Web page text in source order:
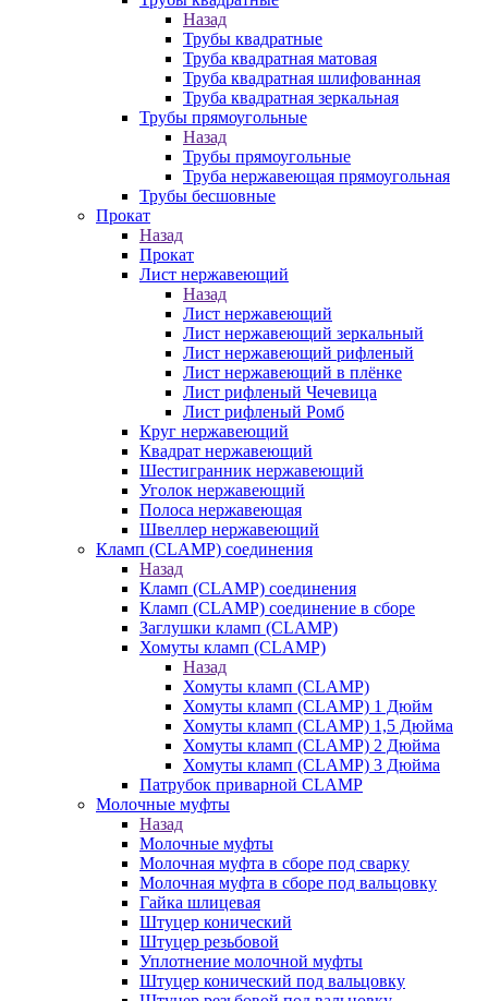
Назад
Трубы квадратные
Труба квадратная матовая
Труба квадратная шлифованная
Труба квадратная зеркальная
Трубы прямоугольные
Назад
Трубы прямоугольные
Труба нержавеющая прямоугольная
Трубы бесшовные
Прокат
Назад
Прокат
Лист нержавеющий
Назад
Лист нержавеющий
Лист нержавеющий зеркальный
Лист нержавеющий рифленый
Лист нержавеющий в плёнке
Лист рифленый Чечевица
Лист рифленый Ромб
Круг нержавеющий
Квадрат нержавеющий
Шестигранник нержавеющий
Уголок нержавеющий
Полоса нержавеющая
Швеллер нержавеющий
Кламп (CLAMP) соединения
Назад
Кламп (CLAMP) соединения
Кламп (CLAMP) соединение в сборе
Заглушки кламп (CLAMP)
Хомуты кламп (CLAMP)
Назад
Хомуты кламп (CLAMP)
Хомуты кламп (CLAMP) 1 Дюйм
Хомуты кламп (CLAMP) 1,5 Дюйма
Хомуты кламп (CLAMP) 2 Дюйма
Хомуты кламп (CLAMP) 3 Дюйма
Патрубок приварной CLAMP
Молочные муфты
Назад
Молочные муфты
Молочная муфта в сборе под сварку
Молочная муфта в сборе под вальцовку
Гайка шлицевая
Штуцер конический
Штуцер резьбовой
Уплотнение молочной муфты
Штуцер конический под вальцовку